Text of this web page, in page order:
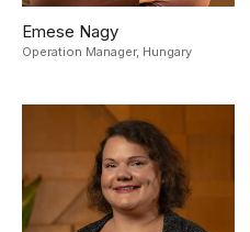
Emese Nagy
Operation Manager, Hungary